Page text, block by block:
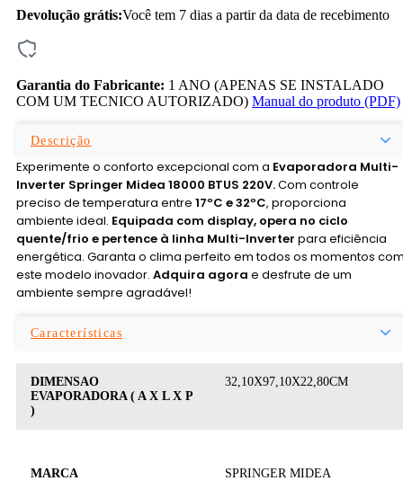
Devolução grátis:Você tem 7 dias a partir da data de recebimento
Garantia do Fabricante: 1 ANO (APENAS SE INSTALADO
COM UM TECNICO AUTORIZADO) Manual do produto (PDF)
Descrição
Experimente o conforto excepcional com a Evaporadora Multi-
Inverter Springer Midea 18000 BTUS 220V.Com controle
preciso de temperatura entre 17ºC e 32ºC, proporciona
ambiente ideal. Equipada com display, opera no ciclo
quente/frio e pertence à linha Multi-Inverter para eficiência
energética. Garanta o clima perfeito em todos os momentos
este modelo inovador. Adquira agora e desfrute de um
ambiente sempre agradável!
Características
DIMENSAO
EVAPORADORA ( A X L X P
)
32,10X97,10X22,80CM
MARCA SPRINGER MIDEA